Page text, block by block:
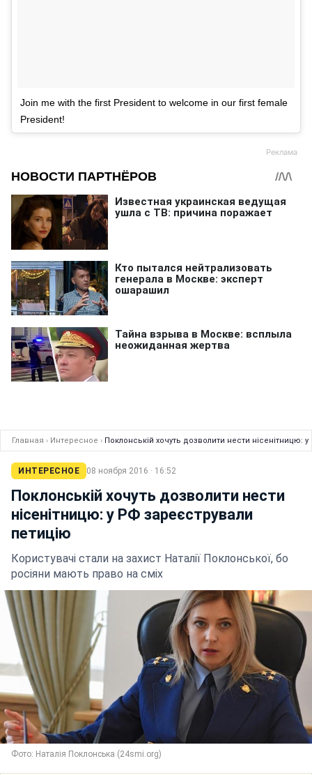
Join me with the first President to welcome in our first female
President!
Главная › Интересное › Поклонській хочуть дозволити нести нісенітницю:
ИНТЕРЕСНОЕ 08 ноября 2016 · 16:52
Поклонській хочуть дозволити нести
нісенітницю: у РФ зареєстрували
петицію
Користувачі стали на захист Наталії Поклонської, бо
росіяни мають право на сміх
Фото: Наталія Поклонська (24smi.org)